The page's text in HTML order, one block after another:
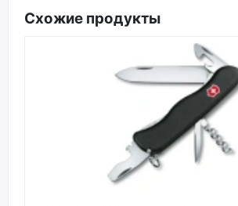
Схожие продукты